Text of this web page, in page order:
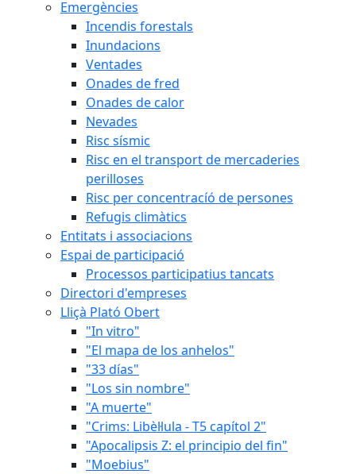
Emergències
Incendis forestals
Inundacions
Ventades
Onades de fred
Onades de calor
Nevades
Risc sísmic
Risc en el transport de mercaderies
perilloses
Risc per concentracíó de persones
Refugis climàtics
Entitats i associacions
Espai de participació
Processos participatius tancats
Directori d'empreses
Lliçà Plató Obert
"In vitro"
"El mapa de los anhelos"
"33 días"
"Los sin nombre"
"A muerte"
"Crims: Libèl·lula - T5 capítol 2"
"Apocalipsis Z: el principio del fin"
"Moebius"